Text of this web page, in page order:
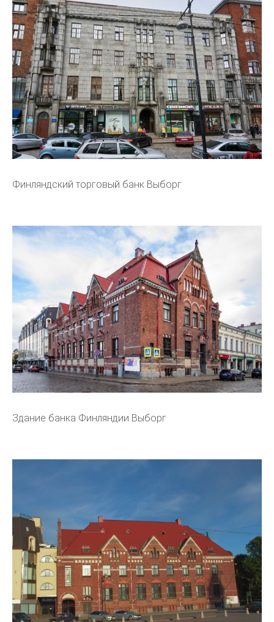
Финляндский торговый банк Выборг
Здание банка Финляндии Выборг